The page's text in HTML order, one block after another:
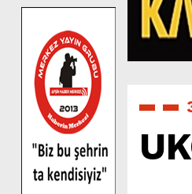
6:53
6:50
7:01